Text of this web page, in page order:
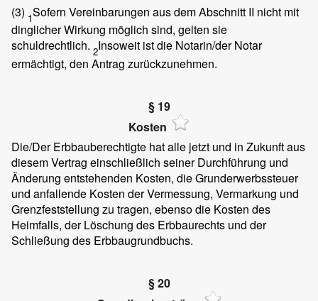
(3) 1Sofern Vereinbarungen aus dem Abschnitt II nicht mit
dinglicher Wirkung möglich sind, gelten sie
schuldrechtlich. 2Insoweit ist die Notarin/der Notar
ermächtigt, den Antrag zurückzunehmen.
§ 19
Kosten
Die/Der Erbbauberechtigte hat alle jetzt und in Zukunft aus
diesem Vertrag einschließlich seiner Durchführung und
Änderung entstehenden Kosten, die Grunderwerbssteuer
und anfallende Kosten der Vermessung, Vermarkung und
Grenzfeststellung zu tragen, ebenso die Kosten des
Heimfalls, der Löschung des Erbbaurechts und der
Schließung des Erbbaugrundbuchs.
§ 20